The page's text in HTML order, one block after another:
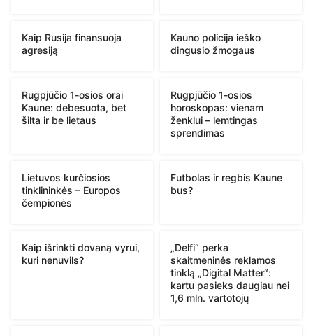
Kaip Rusija finansuoja
agresiją
Kauno policija ieško
dingusio žmogaus
Rugpjūčio 1-osios orai
Kaune: debesuota, bet
šilta ir be lietaus
Rugpjūčio 1-osios
horoskopas: vienam
ženklui – lemtingas
sprendimas
Lietuvos kurčiosios
tinklininkės – Europos
čempionės
Futbolas ir regbis Kaune
bus?
Kaip išrinkti dovaną vyrui,
kuri nenuvils?
„Delfi“ perka
skaitmeninės reklamos
tinklą „Digital Matter“:
kartu pasieks daugiau nei
1,6 mln. vartotojų